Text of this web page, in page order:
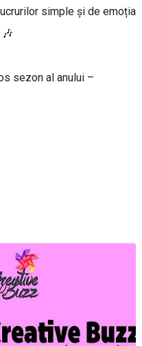
simple și de emoția
sezon al anului –